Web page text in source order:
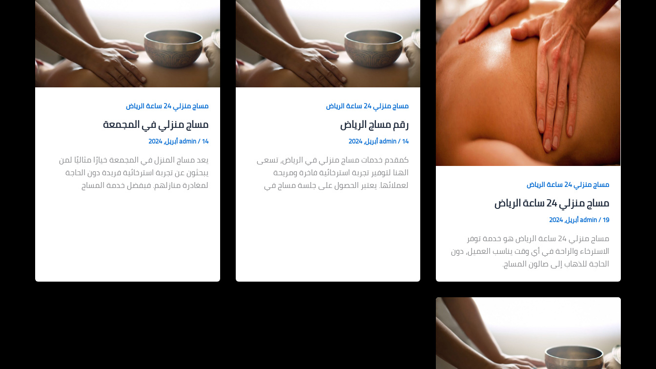
مساج منزلي 24 ساعة الرياض
مساج منزلي 24 ساعة الرياض
admin/19 أبريل، 2024
مساج منزلي 24 ساعة الرياض هو خدمة توفر
الاسترخاء والراحة في أي وقت يناسب العميل، دون
الحاجة للذهاب إلى صالون المساج.
مساج منزلي 24 ساعة الرياض
رقم مساج الرياض
admin/14 أبريل، 2024
كمقدم خدمات مساج منزلي في الرياض، تسعى
الهنا لتوفير تجربة استرخائية فاخرة ومريحة
لعملائها. يعتبر الحصول على جلسة مساج في
مساج منزلي 24 ساعة الرياض
مساج منزلي في المجمعة
admin/14 أبريل، 2024
يعد مساج المنزل في المجمعة خيارًا مثاليًا لمن
يبحثون عن تجربة استرخائية فريدة دون الحاجة
لمغادرة منازلهم. فبفضل خدمة المساج